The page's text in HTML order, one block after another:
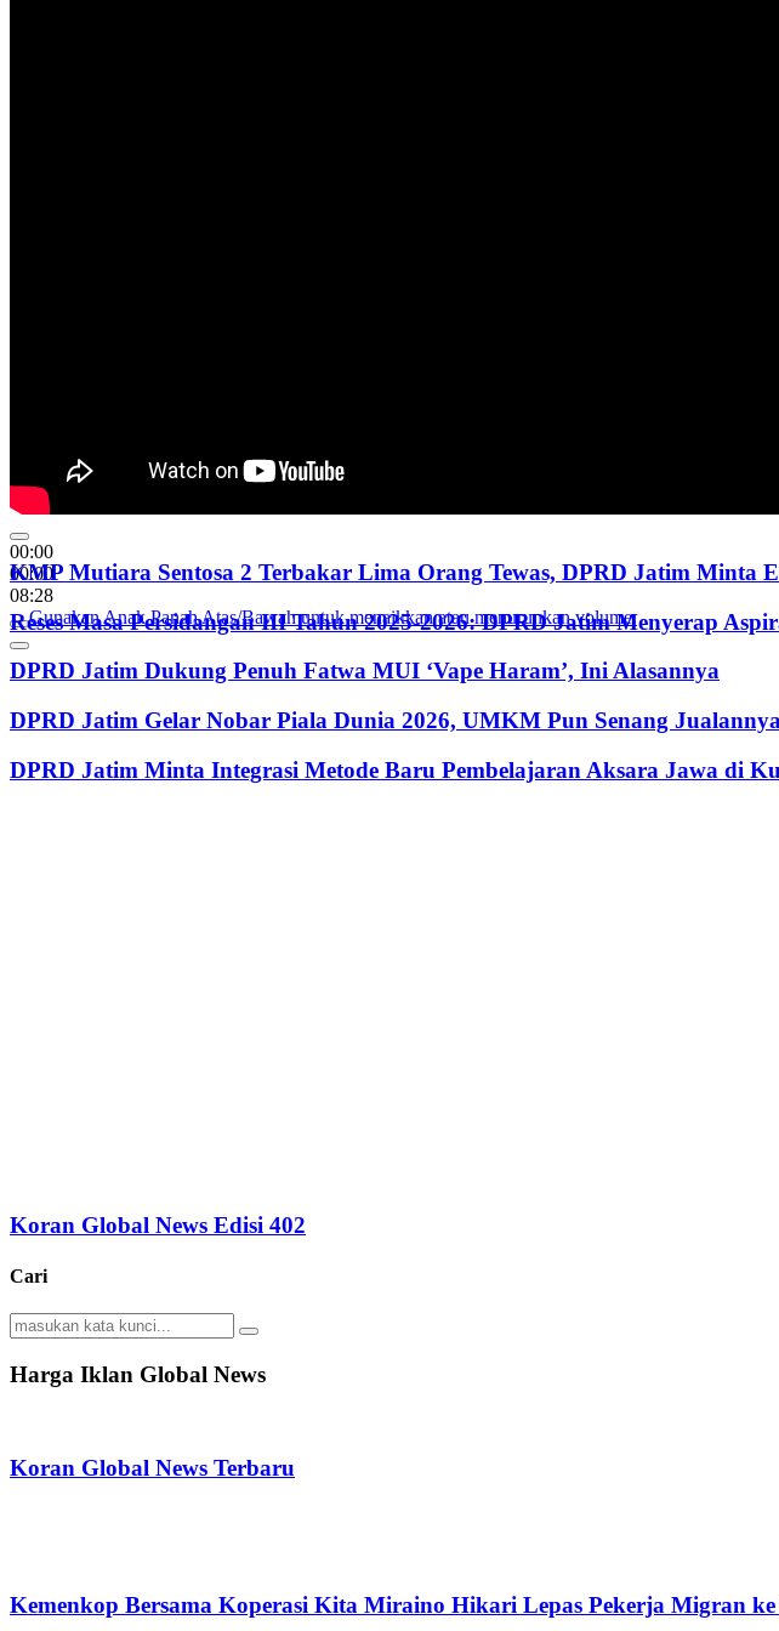
00:00
00:00
08:28
Gunakan Anak Panah Atas/Bawah untuk menaikkan atau menurunkan volume.
KMP Mutiara Sentosa 2 Terbakar Lima Orang Tewas, DPRD Jatim Minta
Reses Masa Persidangan III Tahun 2025-2026: DPRD Jatim Menyerap
DPRD Jatim Dukung Penuh Fatwa MUI ‘Vape Haram’, Ini Alasannya
DPRD Jatim Gelar Nobar Piala Dunia 2026, UMKM Pun Senang
DPRD Jatim Minta Integrasi Metode Baru Pembelajaran Aksara Jawa di
Koran Global News Edisi 402
Cari
Search
for:
Search
Harga Iklan Global News
Koran Global News Terbaru
Kemenkop Bersama Koperasi Kita Miraino Hikari Lepas Pekerja Migran ke